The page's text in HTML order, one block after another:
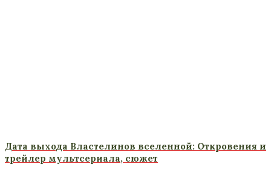
Дата выхода Властелинов вселенной: Откровения и
трейлер мультсериала, сюжет